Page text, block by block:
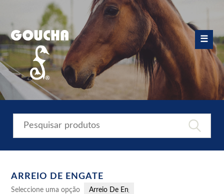
content
☰
ARREIO DE ENGATE
Seleccione uma opção